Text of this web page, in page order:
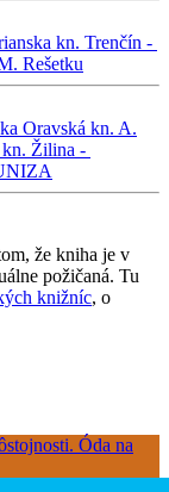
kn. Trenčín -
Rešetku
Oravská kn. A.
Žilina -
že kniha je v
požičaná. Tu
knižníc, o